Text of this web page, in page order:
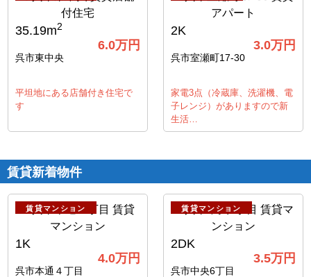
35.19m2
6.0万円
呉市東中央
平坦地にある店舗付き住宅で
す
2K
3.0万円
呉市室瀬町17-30
家電3点（冷蔵庫、洗濯機、電
子レンジ）がありますので新
生活…
賃貸新着物件
賃貸マンション
1K
4.0万円
呉市本通４丁目
賃貸マンション
2DK
3.5万円
呉市中央6丁目